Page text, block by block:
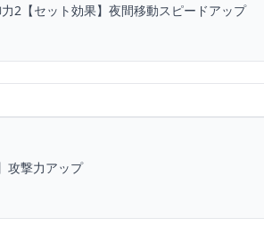
2【セット効果】夜間移動スピードアップ
攻撃力アップ